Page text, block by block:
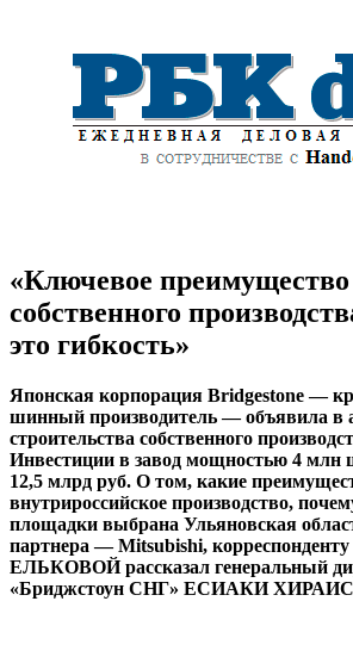
«Ключевое преимущество
собственного
это гибкость»
Японская корпорация Bridgestone —
шинный производитель — объявила в
строительства собственного
Инвестиции в завод мощностью 4 млн
12,5 млрд руб. О том, какие
внутрироссийское производ­ство,
площадки выбрана Ульяновская
партнера — Mitsubishi,
ЕЛЬКОВОЙ рассказал генеральный
«Бриджстоун СНГ» ЕСИАКИ